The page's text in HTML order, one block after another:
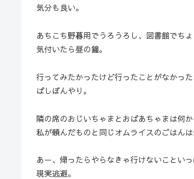
気分も良い。
あちこち野暮用でうろうろし、図書館でち
気付いたら昼の鐘。
行ってみたかったけど行ったことがなかっ
ばしぼんやり。
隣の席のおじいちゃまとおばあちゃまは何
私が頼んだものと同じオムライスのごはんは
あー、帰ったらやらなきゃ行けないことい
現実逃避。